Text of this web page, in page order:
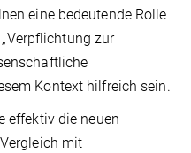
eine bedeutende Rolle
zur
Kontext hilfreich sein.
effektiv die neuen
mit